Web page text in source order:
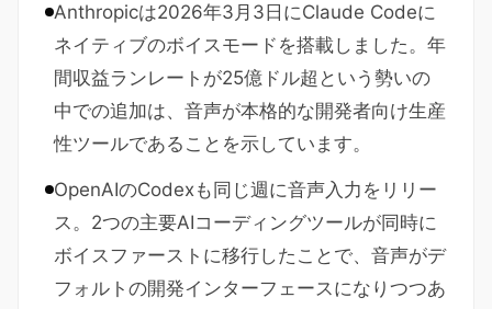
Anthropicは2026年3月3日にClaude Codeに
ネイティブのボイスモードを搭載しました。年
間収益ランレートが25億ドル超という勢いの
中での追加は、音声が本格的な開発者向け生産
性ツールであることを示しています。
OpenAIのCodexも同じ週に音声入力をリリー
ス。2つの主要AIコーディングツールが同時に
ボイスファーストに移行したことで、音声がデ
フォルトの開発インターフェースになりつつあ